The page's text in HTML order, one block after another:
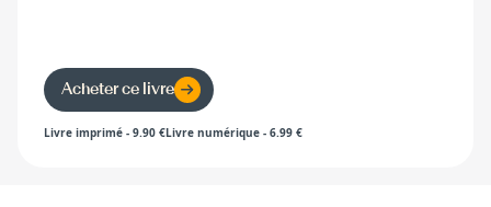
Acheter ce livre
Livre imprimé - 9.90 €Livre numérique - 6.99 €